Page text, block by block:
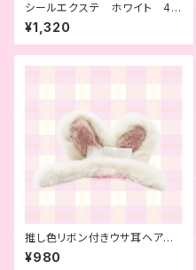
シールエクステ ホワイト 4本
セット
¥1,320
推し色リボン付きウサ耳ヘアピ
ン ホワイト
¥980